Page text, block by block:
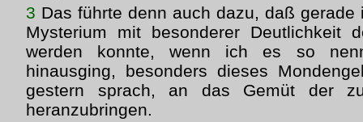
3 Das führte denn auch dazu, daß
Mysterium mit besonderer Deutlichkeit
werden konnte, wenn ich es so
hinausging, besonders dieses
gestern sprach, an das Gemüt der
heranzubringen.